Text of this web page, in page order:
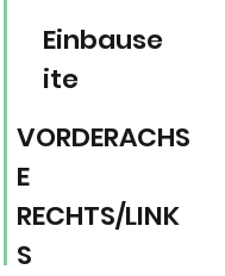
Einbause
ite
VORDERACHS
E
RECHTS/LINK
S